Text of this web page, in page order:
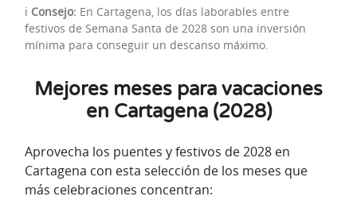
ℹ️ Consejo: En Cartagena, los días laborables entre
festivos de Semana Santa de 2028 son una inversión
mínima para conseguir un descanso máximo.
Mejores meses para vacaciones
en Cartagena (2028)
Aprovecha los puentes y festivos de 2028 en
Cartagena con esta selección de los meses que
más celebraciones concentran: